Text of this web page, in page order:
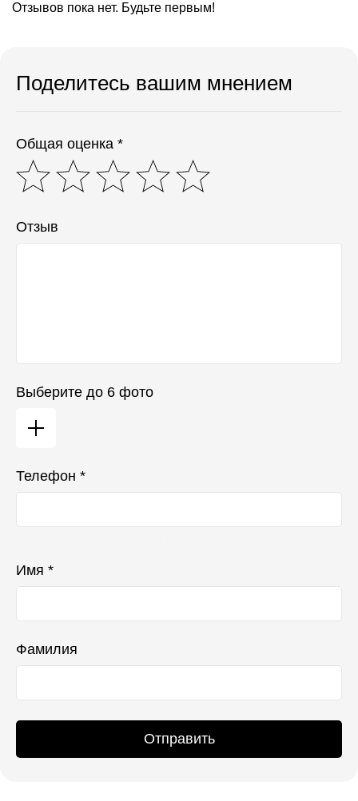
Отзывов пока нет. Будьте первым!
Поделитесь вашим мнением
Общая оценка *
Отзыв
Выберите до 6 фото
Телефон *
Имя *
Фамилия
Отправить